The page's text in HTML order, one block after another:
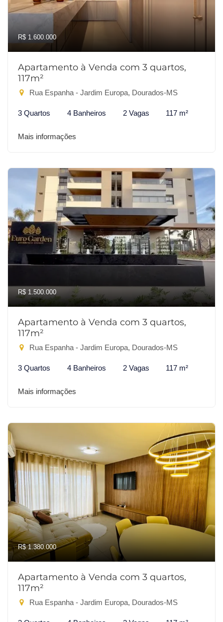
R$ 1.600.000
Apartamento à Venda com 3 quartos,
117m²
Rua Espanha - Jardim Europa, Dourados-MS
3 Quartos 4 Banheiros 2 Vagas 117 m²
Mais informações
R$ 1.500.000
Apartamento à Venda com 3 quartos,
117m²
Rua Espanha - Jardim Europa, Dourados-MS
3 Quartos 4 Banheiros 2 Vagas 117 m²
Mais informações
R$ 1.380.000
Apartamento à Venda com 3 quartos,
117m²
Rua Espanha - Jardim Europa, Dourados-MS